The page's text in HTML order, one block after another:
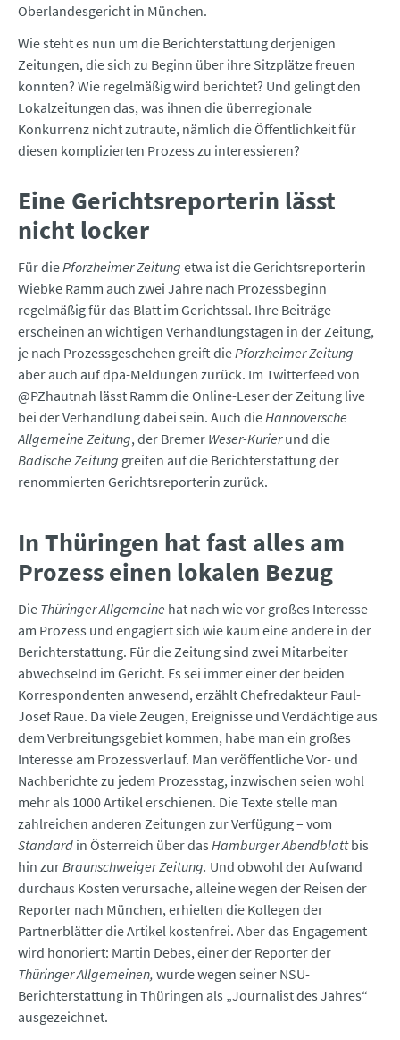
Oberlandesgericht in München.
Wie steht es nun um die Berichterstattung derjenigen
Zeitungen, die sich zu Beginn über ihre Sitzplätze freuen
konnten? Wie regelmäßig wird berichtet? Und gelingt den
Lokalzeitungen das, was ihnen die überregionale
Konkurrenz nicht zutraute, nämlich die Öffentlichkeit für
diesen komplizierten Prozess zu interessieren?
Eine Gerichtsreporterin lässt
nicht locker
Für diePforzheimer Zeitung etwa ist die Gerichtsreporterin
Wiebke Ramm auch zwei Jahre nach Prozessbeginn
regelmäßig für das Blatt im Gerichtssal. Ihre Beiträge
erscheinen an wichtigen Verhandlungstagen in der Zeitung,
je nach Prozessgeschehen greift diePforzheimer Zeitung
aber auch auf dpa-Meldungen zurück. Im Twitterfeed von
@PZhautnah lässt Ramm die Online-Leser der Zeitung live
bei der Verhandlung dabei sein. Auch dieHannoversche
Allgemeine Zeitung, der Bremer Weser-Kurierund die
Badische Zeitung greifen auf die Berichterstattung der
renommierten Gerichtsreporterin zurück.
In Thüringen hat fast alles am
Prozess einen lokalen Bezug
Die Thüringer Allgemeine hat nach wie vor großes Interesse
am Prozess und engagiert sich wie kaum eine andere in der
Berichterstattung. Für die Zeitung sind zwei Mitarbeiter
abwechselnd im Gericht. Es sei immer einer der beiden
Korrespondenten anwesend, erzählt Chefredakteur Paul-
Josef Raue. Da viele Zeugen, Ereignisse und Verdächtige aus
dem Verbreitungsgebiet kommen, habe man ein großes
Interesse am Prozessverlauf. Man veröffentliche Vor- und
Nachberichte zu jedem Prozesstag, inzwischen seien wohl
mehr als 1000 Artikel erschienen. Die Texte stelle man
zahlreichen anderen Zeitungen zur Verfügung – vom
Standard in Österreich über das Hamburger Abendblattbis
hin zurBraunschweiger Zeitung. Und obwohl der Aufwand
durchaus Kosten verursache, alleine wegen der Reisen der
Reporter nach München, erhielten die Kollegen der
Partnerblätter die Artikel kostenfrei. Aber das Engagement
wird honoriert: Martin Debes, einer der Reporter der
Thüringer Allgemeinen, wurde wegen seiner NSU-
Berichterstattung in Thüringen als „Journalist des Jahres“
ausgezeichnet.